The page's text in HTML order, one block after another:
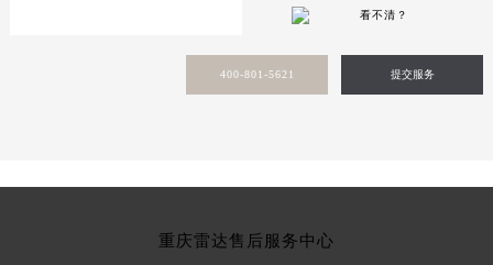
看不清？
400-801-5621 提交服务
重庆雷达售后服务中心